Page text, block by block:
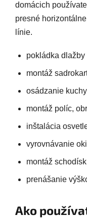
domácich
presné
línie.
pokládka dlažby
montáž
osádzanie
montáž políc,
inštalácia
vyrovnávanie
montáž
prenášanie
Ako